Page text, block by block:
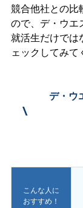
競合他社との比
ので、デ・ウエ
就活生だけでは
ェックしてみて
\
デ・ウ
こんな人に
おすすめ！